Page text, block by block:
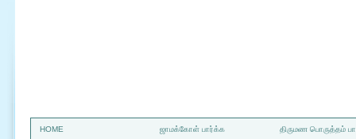
HOME ஜாமக்கோள் பார்க்க திருமண பொருத்தம்